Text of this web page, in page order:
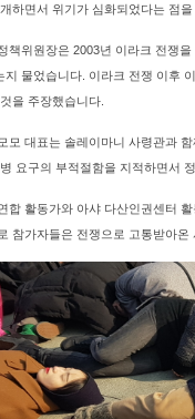
하면서 위기가 심화되었다는 점
책위원장은 2003년 이라크 전쟁
지 물었습니다. 이라크 전쟁 이후
을 주장했습니다.
모 대표는 솔레이마니 사령관과
요구의 부적절함을 지적하면서
합 활동가와 아샤 다산인권센터
참가자들은 전쟁으로 고통받아